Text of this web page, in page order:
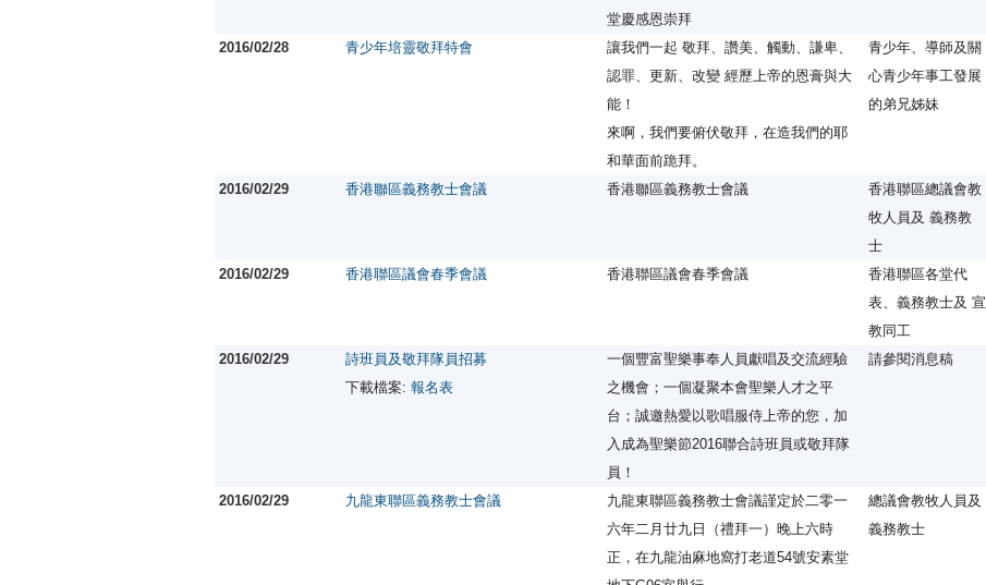
堂慶感恩崇拜
2016/02/28 青少年培靈敬拜特會
讓我們一起 敬拜、讚美、觸動、謙卑、
認罪、更新、改變 經歷上帝的恩膏與大
能！
來啊，我們要俯伏敬拜，在造我們的耶
和華面前跪拜。
青少年、導師及關
心青少年事工發展
的弟兄姊妹
2016/02/29 香港聯區義務教士會議 香港聯區義務教士會議
香港聯區總議會教
牧人員及 義務教
士
2016/02/29 香港聯區議會春季會議 香港聯區議會春季會議
香港聯區各堂代
表、義務教士及 宣
教同工
2016/02/29
詩班員及敬拜隊員招募
下載檔案: 報名表
一個豐富聖樂事奉人員獻唱及交流經驗
之機會；一個凝聚本會聖樂人才之平
台；誠邀熱愛以歌唱服侍上帝的您，加
入成為聖樂節2016聯合詩班員或敬拜隊
員！
請參閱消息稿
2016/02/29 九龍東聯區義務教士會議
九龍東聯區義務教士會議謹定於二零一
六年二月廿九日（禮拜一）晚上六時
正，在九龍油麻地窩打老道54號安素堂
總議會教牧人員及
義務教士